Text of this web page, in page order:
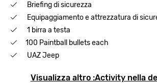
Briefing di sicurezza
Equipaggiamento e attrezzatura di
1 birra a testa
100 Paintball bullets each
UAZ Jeep
Visualizza altro :Activity nella